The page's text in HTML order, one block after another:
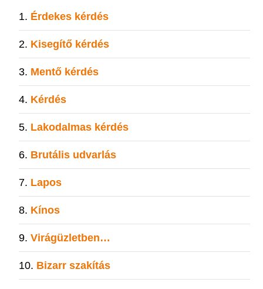
Érdekes kérdés
Kisegítő kérdés
Mentő kérdés
Kérdés
Lakodalmas kérdés
Brutális udvarlás
Lapos
Kínos
Virágüzletben…
Bizarr szakítás